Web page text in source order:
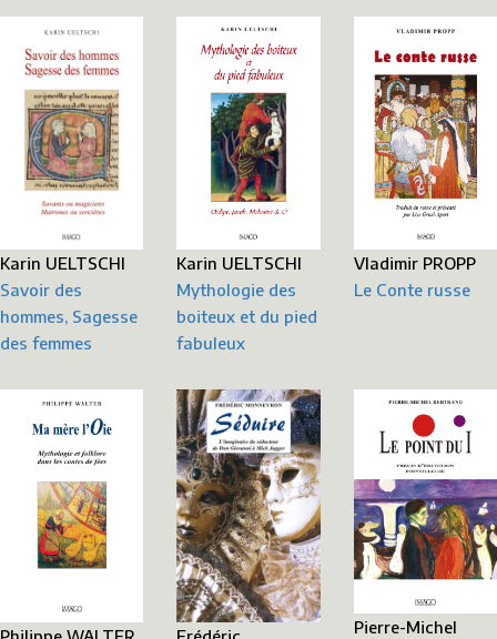
Karin UELTSCHI
Savoir des
hommes, Sagesse
des femmes
Karin UELTSCHI
Mythologie des
boiteux et du pied
fabuleux
Vladimir PROPP
Le Conte russe
Pierre-Michel